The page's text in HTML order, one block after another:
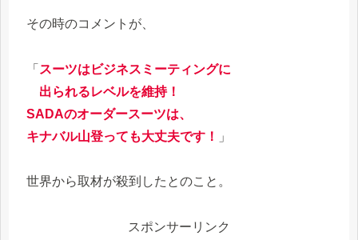
その時のコメントが、
「 スーツはビジネスミーティングに
出られるレベルを維持！
SADAのオーダースーツは、
キナバル山登っても大丈夫です！
」
世界から取材が殺到したとのこと。
スポンサーリンク